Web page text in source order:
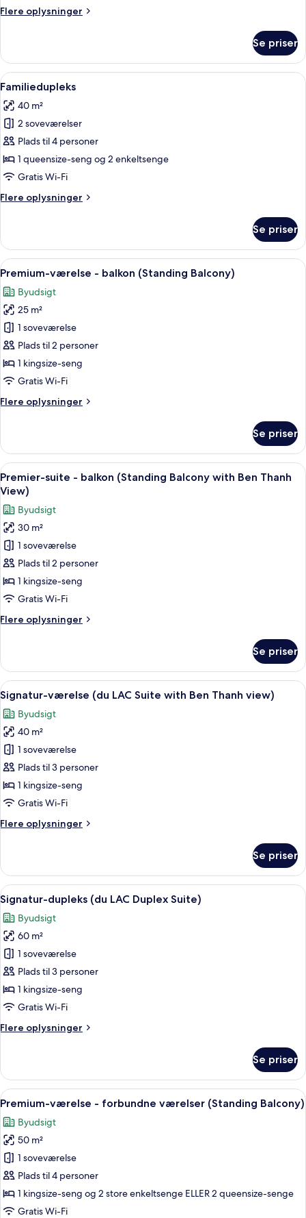
Double
Flere oplysninger
Flere
dobbeltværelse
balkon
Double
or
Twin)
Se priser
Indlæs
alle
billeder
af
Familiedupleks
Et hotelværelse med to senge, et
5
Familiedupleks
40 m²
2 soveværelser
Plads til 4 personer
1 queensize-seng og 2 enkeltsenge
Gratis Wi-Fi
Flere oplysninger
Flere
Se priser
Indlæs
alle
billeder
af
Premium-
værelse
-
balkon
Balcony)
Et moderne hotelværelse med en
7
Premium-værelse - balkon (Standing Balcony)
Byudsigt
25 m²
1 soveværelse
Plads til 2 personer
1 kingsize-seng
Gratis Wi-Fi
Flere oplysninger
Flere
værelse
balkon
(Standing
Balcony)
Se priser
Indlæs
alle
billeder
af
Premier-
suite
-
balkon
(Standing
with
View)
Et moderne hotelværelse med en
6
Premier-suite - balkon (Standing Balcony with Ben Thanh
View)
Byudsigt
30 m²
1 soveværelse
Plads til 2 personer
1 kingsize-seng
Gratis Wi-Fi
Flere oplysninger
Flere
suite
balkon
(Standing
Balcony
with
Ben
Thanh
View)
Se priser
Indlæs
alle
billeder
af
Signatur-
værelse
(du
LAC
with
view)
Et moderne hotelværelse med en
8
Signatur-værelse (du LAC Suite with Ben Thanh view)
Byudsigt
40 m²
1 soveværelse
Plads til 3 personer
1 kingsize-seng
Gratis Wi-Fi
Flere oplysninger
Flere
værelse
(du
LAC
Suite
with
Ben
Thanh
view)
Se priser
Indlæs
alle
billeder
af
Signatur-
dupleks
(du
LAC
Suite)
En moderne stue med en rød sofa,
7
Signatur-dupleks (du LAC Duplex Suite)
Byudsigt
60 m²
1 soveværelse
Plads til 3 personer
1 kingsize-seng
Gratis Wi-Fi
Flere oplysninger
Flere
dupleks
(du
LAC
Suite)
Se priser
Indlæs
alle
billeder
af
Premium-
værelse
-
forbundne
Et hotelværelse med en stor seng,
8
Premium-værelse - forbundne værelser (Standing Balcony)
Byudsigt
50 m²
1 soveværelse
Plads til 4 personer
1 kingsize-seng og 2 store enkeltsenge ELLER 2 queensize-senge
Gratis Wi-Fi